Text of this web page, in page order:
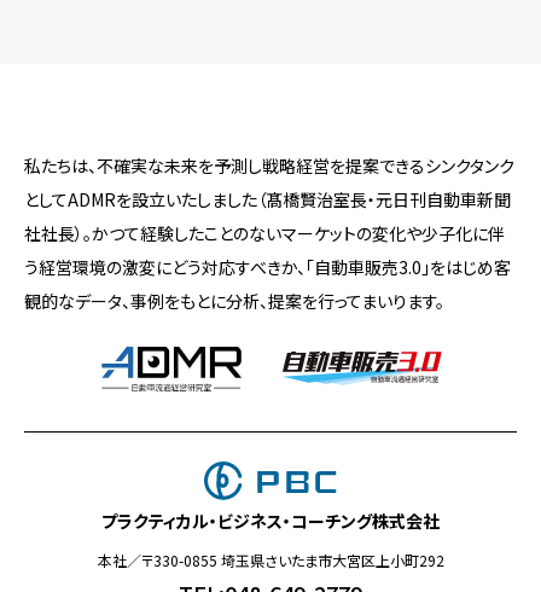
私たちは、不確実な未来を予測し戦略経営を提案できるシンクタンク
としてADMRを設立いたしました（髙橋賢治室長・元日刊自動車新聞
社社長）。かつて経験したことのないマーケットの変化や少子化に伴
う経営環境の激変にどう対応すべきか、「自動車販売3.0」をはじめ客
観的なデータ、事例をもとに分析、提案を行ってまいります。
プラクティカル・ビジネス・コーチング株式会社
本社／〒330-0855 埼玉県さいたま市大宮区上小町292